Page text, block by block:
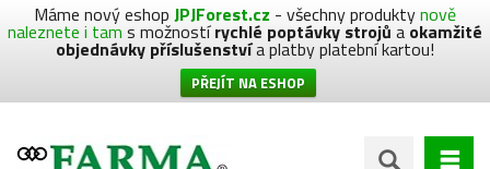
Máme nový eshop JPJForest.cz - všechny produktynově
naleznete i tam s možnostírychlé poptávky strojů a okamžité
objednávky příslušenstvía platby platební kartou!
PŘEJÍT NA ESHOP